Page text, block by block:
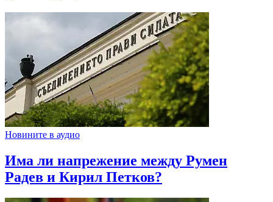
Новините в аудио
Има ли напрежение между Румен
Радев и Кирил Петков?